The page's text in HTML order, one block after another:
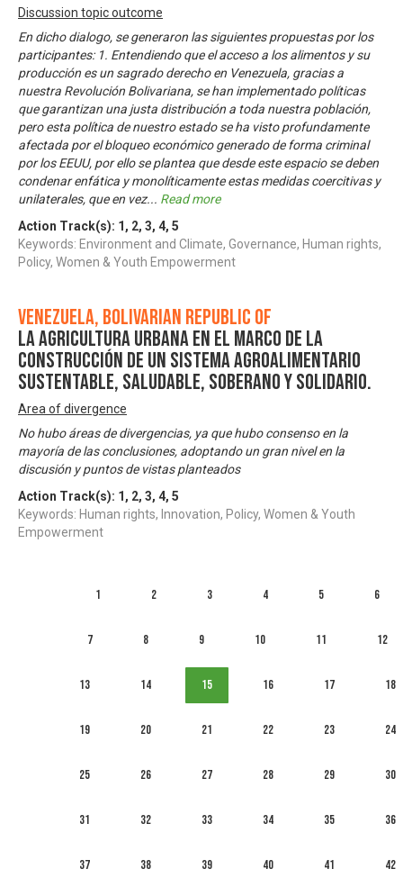
Discussion topic outcome
En dicho dialogo, se generaron las siguientes propuestas por los
participantes: 1. Entendiendo que el acceso a los alimentos y su
producción es un sagrado derecho en Venezuela, gracias a
nuestra Revolución Bolivariana, se han implementado políticas
que garantizan una justa distribución a toda nuestra población,
pero esta política de nuestro estado se ha visto profundamente
afectada por el bloqueo económico generado de forma criminal
por los EEUU, por ello se plantea que desde este espacio se deben
condenar enfática y monolíticamente estas medidas coercitivas y
unilaterales, que en vez... Read more
Action Track(s): 1 , 2, 3, 4, 5
Keywords: Environment and Climate, Governance, Human rights,
Policy, Women & Youth Empowerment
Venezuela, Bolivarian Republic of
La Agricultura Urbana en el Marco de la
Construcción de Un Sistema Agroalimentario
Sustentable, Saludable, Soberano y Solidario.
Area of divergence
No hubo áreas de divergencias, ya que hubo consenso en la
mayoría de las conclusiones, adoptando un gran nivel en la
discusión y puntos de vistas planteados
Action Track(s): 1 , 2, 3, 4, 5
Keywords: Human rights, Innovation, Policy, Women & Youth
Empowerment
1 2 3 4 5 6
7 8 9 10 11 12
13 14 15 16 17 18
19 20 21 22 23 24
25 26 27 28 29 30
31 32 33 34 35 36
37 38 39 40 41 42